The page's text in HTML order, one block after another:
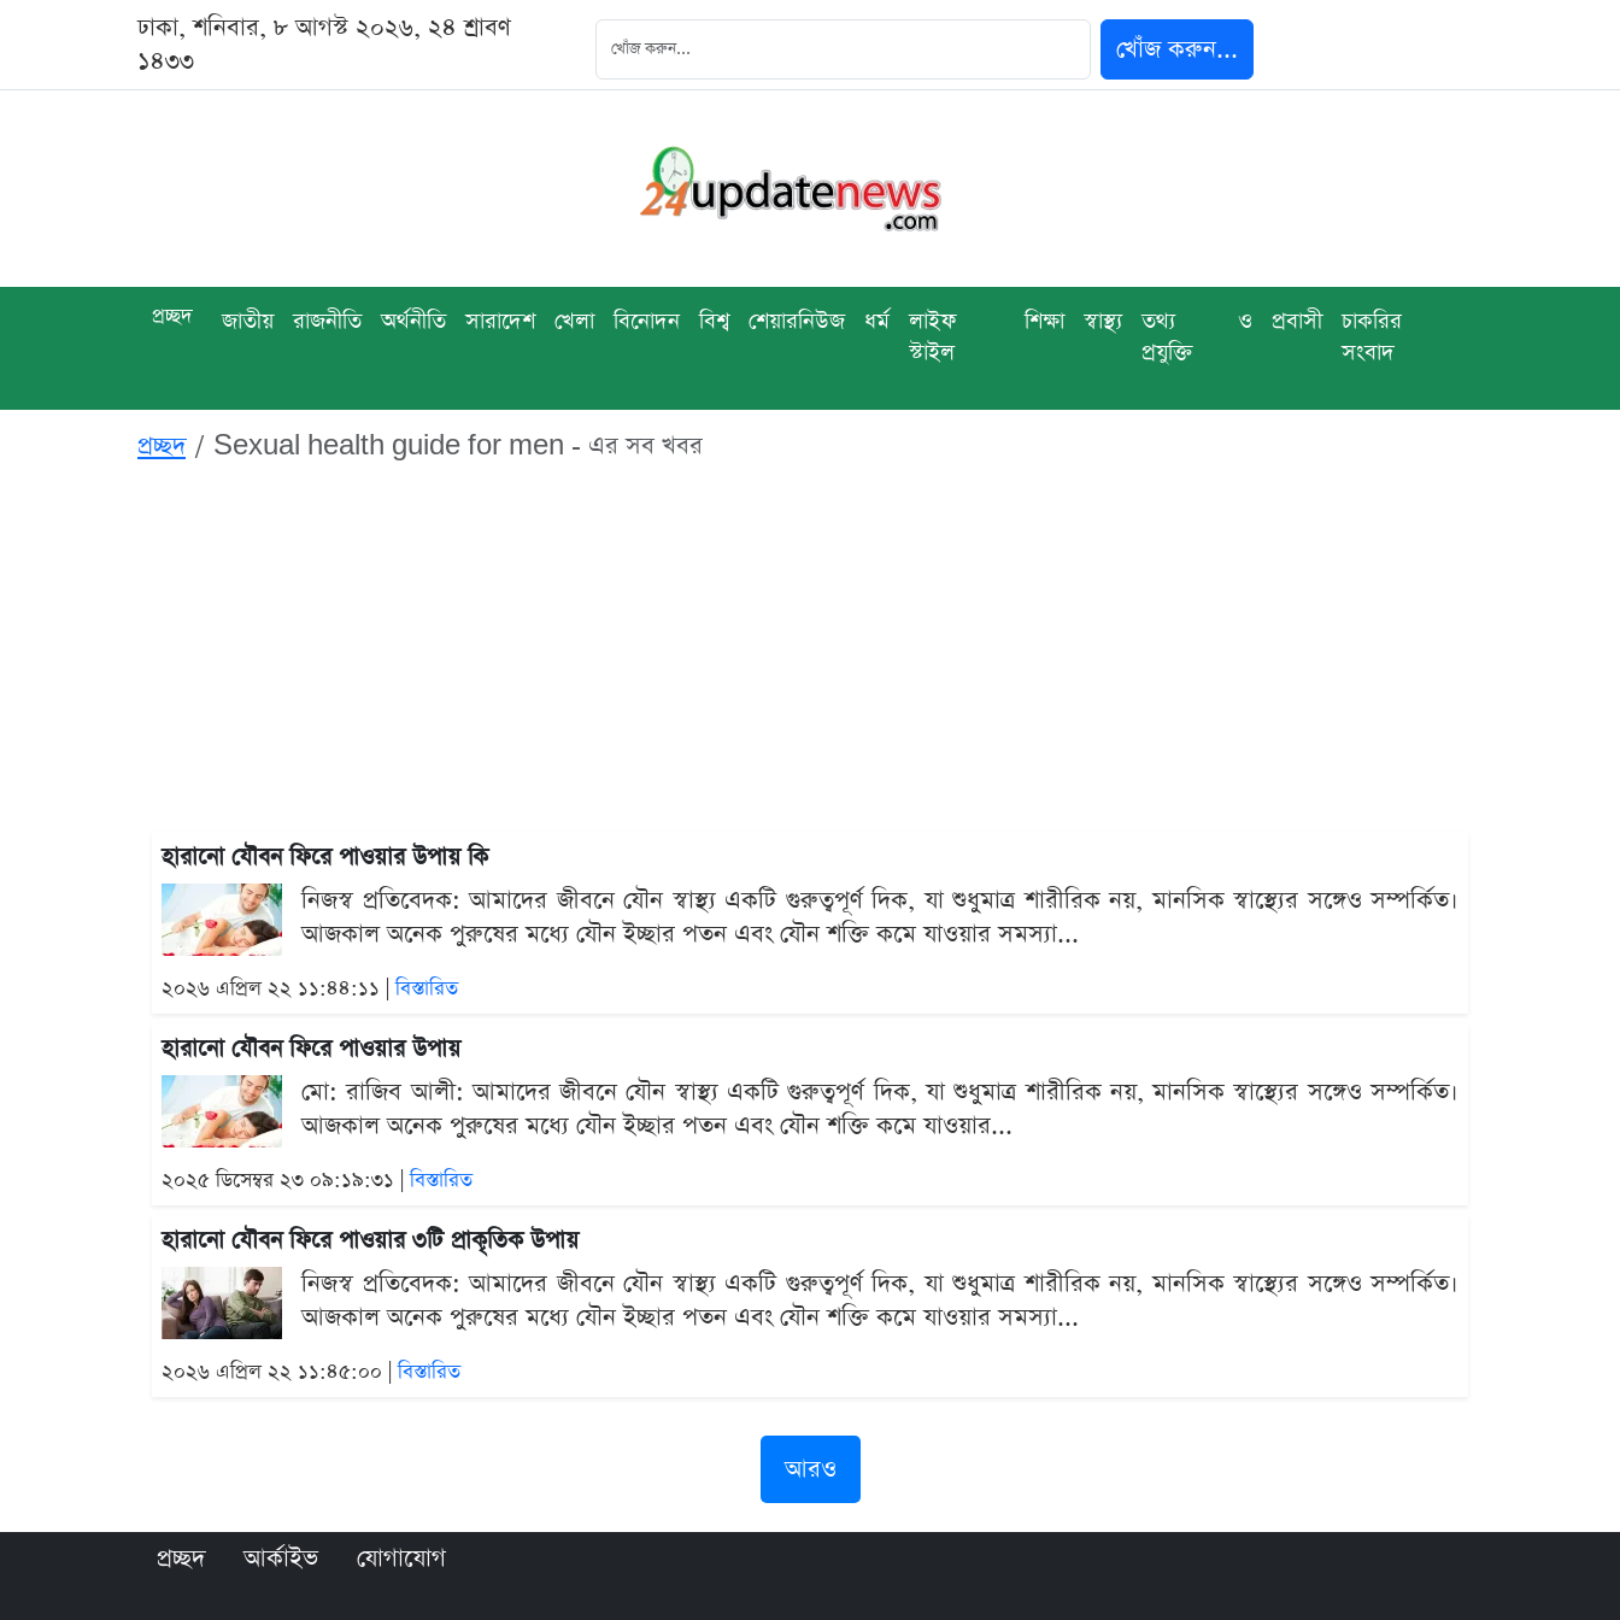
ঢাকা, শনিবার, ৮ আগস্ট ২০২৬, ২৪ শ্রাবণ
১৪৩৩
খোঁজ করুন...
প্রচ্ছদ জাতীয় রাজনীতি অর্থনীতি সারাদেশ খেলা বিনোদন বিশ্ব শেয়ারনিউজ ধর্ম
লাইফ
স্টাইল
শিক্ষা স্বাস্থ্য
তথ্য ও
প্রযুক্তি
প্রবাসী
চাকরির
সংবাদ
প্রচ্ছদ Sexual health guide for men - এর সব খবর
হারানো যৌবন ফিরে পাওয়ার উপায় কি
নিজস্ব প্রতিবেদক: আমাদের জীবনে যৌন স্বাস্থ্য একটি গুরুত্বপূর্ণ দিক, যা শুধুমাত্র শারীরিক নয়, মানসিক স্বাস্থ্যের সঙ্গেও সম্পর্কিত।
আজকাল অনেক পুরুষের মধ্যে যৌন ইচ্ছার পতন এবং যৌন শক্তি কমে যাওয়ার সমস্যা...
২০২৬ এপ্রিল ২২ ১১:৪৪:১১ |বিস্তারিত
হারানো যৌবন ফিরে পাওয়ার উপায়
মো: রাজিব আলী: আমাদের জীবনে যৌন স্বাস্থ্য একটি গুরুত্বপূর্ণ দিক, যা শুধুমাত্র শারীরিক নয়, মানসিক স্বাস্থ্যের সঙ্গেও সম্পর্কিত।
আজকাল অনেক পুরুষের মধ্যে যৌন ইচ্ছার পতন এবং যৌন শক্তি কমে যাওয়ার...
২০২৫ ডিসেম্বর ২৩ ০৯:১৯:৩১ |বিস্তারিত
হারানো যৌবন ফিরে পাওয়ার ৩টি প্রাকৃতিক উপায়
নিজস্ব প্রতিবেদক: আমাদের জীবনে যৌন স্বাস্থ্য একটি গুরুত্বপূর্ণ দিক, যা শুধুমাত্র শারীরিক নয়, মানসিক স্বাস্থ্যের সঙ্গেও সম্পর্কিত।
আজকাল অনেক পুরুষের মধ্যে যৌন ইচ্ছার পতন এবং যৌন শক্তি কমে যাওয়ার সমস্যা...
২০২৬ এপ্রিল ২২ ১১:৪৫:০০ |বিস্তারিত
আরও
প্রচ্ছদ আর্কাইভ যোগাযোগ